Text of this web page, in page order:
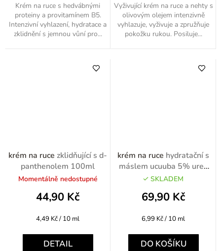
Krém na ruce s hedvábnými
proteiny a provitamínem B5.
Intenzivní vyhlazení, hydratace a
zklidnění s jemnou vůní pro...
Vyživující krém na ruce a nehty s
olivovým olejem intenzivně
vyhlazuje, vyživuje a zpružňuje
pokožku rukou. Posiluje...
krém na ruce zklidňující s d-
panthenolem 100ml
Momentálně nedostupné
44,90 Kč
Měrná
4,49 Kč / 10 ml
DETAIL
krém na ruce hydratační s
máslem ucuuba 5% urea
80ml
SKLADEM
69,90 Kč
Měrná
6,99 Kč / 10 ml
DO KOŠÍKU